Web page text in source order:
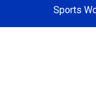
Sports